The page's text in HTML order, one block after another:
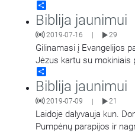
Avellaneda.
Biblija jaunimui
2019-07-16 29
Gilinamasi į Evangelijos
Jėzus kartu su mokiniais
dalyvauja kun. Mykolas
Biblija jaunimui
2019-07-09 | 21
Laidoje dalyvauja kun.
Pumpėnų parapijos ir